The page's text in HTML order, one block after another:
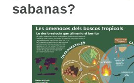
sabanas?